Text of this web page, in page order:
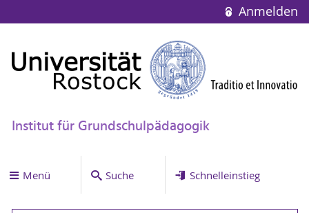
Anmelden
Institut für Grundschulpädagogik
Menü Suche Schnelleinstieg